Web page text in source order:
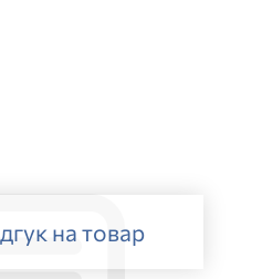
на товар